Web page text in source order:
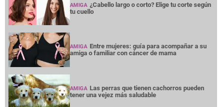
AMIGA ¿Cabello largo o corto? Elige tu corte según
tu cuello
AMIGA Entre mujeres: guía para acompañar a su
amiga o familiar con cáncer de mama
AMIGA Las perras que tienen cachorros pueden
tener una vejez más saludable